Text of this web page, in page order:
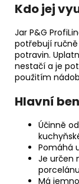
Kdo jej
Jar P&G
potřebují
potravin.
nestačí a je
použitím
Hlavní
Účinně
Pomáhá
Je určen
Má